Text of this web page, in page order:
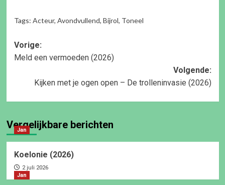
Tags: Acteur, Avondvullend, Bijrol, Toneel
Bericht
navigatie
Vorige:
Meld een vermoeden (2026)
Volgende:
Kijken met je ogen open – De trolleninvasie (2026)
Vergelijkbare berichten
Jan
Koelonie (2026)
2 juli 2026
Jan